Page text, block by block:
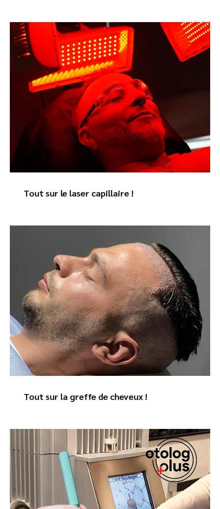
Tout sur le laser capillaire !
Tout sur la greffe de cheveux !